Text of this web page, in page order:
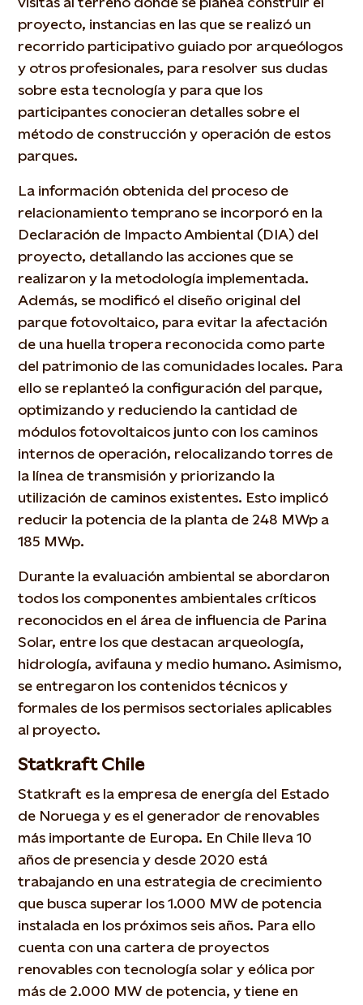
proyecto, instancias en las que se realizó un
recorrido participativo guiado por arqueólogos
y otros profesionales, para resolver sus dudas
sobre esta tecnología y para que los
participantes conocieran detalles sobre el
método de construcción y operación de estos
parques.
La información obtenida del proceso de
relacionamiento temprano se incorporó en la
Declaración de Impacto Ambiental (DIA) del
proyecto, detallando las acciones que se
realizaron y la metodología implementada.
Además, se modificó el diseño original del
parque fotovoltaico, para evitar la afectación
de una huella tropera reconocida como parte
del patrimonio de las comunidades locales. Para
ello se replanteó la configuración del parque,
optimizando y reduciendo la cantidad de
módulos fotovoltaicos junto con los caminos
internos de operación, relocalizando torres de
la línea de transmisión y priorizando la
utilización de caminos existentes. Esto implicó
reducir la potencia de la planta de 248 MWp a
185 MWp.
Durante la evaluación ambiental se abordaron
todos los componentes ambientales críticos
reconocidos en el área de influencia de Parina
Solar, entre los que destacan arqueología,
hidrología, avifauna y medio humano. Asimismo,
se entregaron los contenidos técnicos y
formales de los permisos sectoriales aplicables
al proyecto.
Statkraft Chile
Statkraft es la empresa de energía del Estado
de Noruega y es el generador de renovables
más importante de Europa. En Chile lleva 10
años de presencia y desde 2020 está
trabajando en una estrategia de crecimiento
que busca superar los 1.000 MW de potencia
instalada en los próximos seis años. Para ello
cuenta con una cartera de proyectos
renovables con tecnología solar y eólica por
más de 2.000 MW de potencia, y tiene en